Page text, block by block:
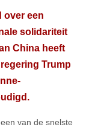
over een
solidariteit
China heeft
Trump
van de snelste